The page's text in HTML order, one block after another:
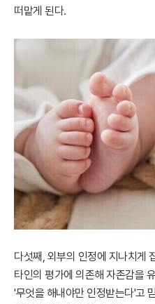
떠맡게 된다.
다섯째, 외부의 인정에 지나치게
타인의 평가에 의존해 자존감을
'무엇을 해내야만 인정받는다'고